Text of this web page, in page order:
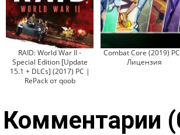
RAID: World War II -
Special Edition [Update
15.1 + DLCs] (2017) PC |
RePack от qoob
Combat Core (2019)
Лицензия
Комментарии